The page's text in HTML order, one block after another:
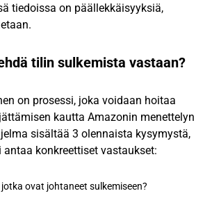
tiedoissa on päällekkäisyyksiä,
tilin sulkemista vastaan?
on prosessi, joka voidaan hoitaa
kautta Amazonin menettelyn
sisältää 3 olennaista kysymystä,
konkreettiset vastaukset:
ovat johtaneet sulkemiseen?